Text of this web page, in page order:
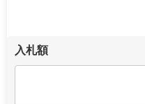
入札額